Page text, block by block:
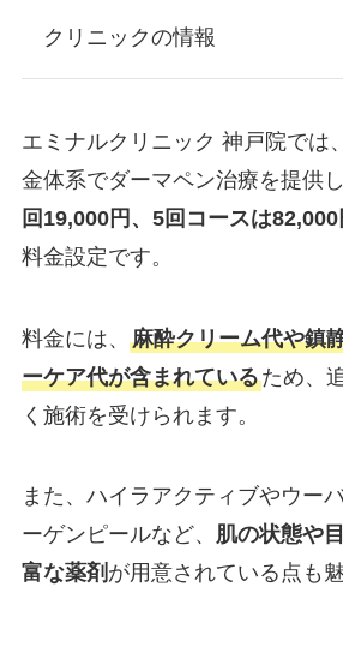
クリニックの情報
エミナルクリニック 神戸院では
金体系でダーマペン治療を提供し
回19,000円、5回コースは82,000
料金設定です。
料金には、 麻酔クリーム代や鎮
ーケア代が含まれているため、
く施術を受けられます。
また、ハイラアクティブやウー
ーゲンピールなど、 肌の状態や
富な薬剤 が用意されている点も魅